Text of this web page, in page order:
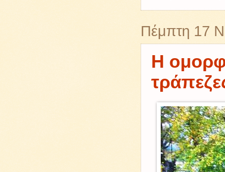
Πέμπτη 17
Η